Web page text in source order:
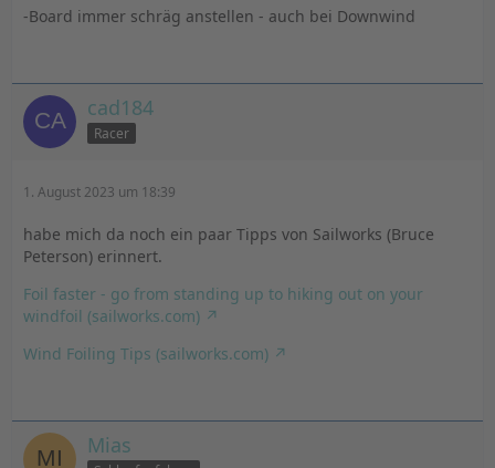
-Board immer schräg anstellen - auch bei Downwind
cad184
Racer
1. August 2023 um 18:39
habe mich da noch ein paar Tipps von Sailworks (Bruce
Peterson) erinnert.
Foil faster - go from standing up to hiking out on your
windfoil (sailworks.com)
Wind Foiling Tips (sailworks.com)
Mias